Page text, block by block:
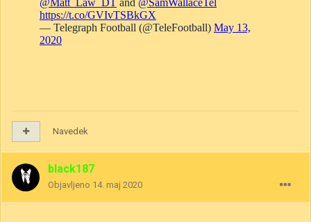
Navedek
black187
Objavljeno 14. maj 2020